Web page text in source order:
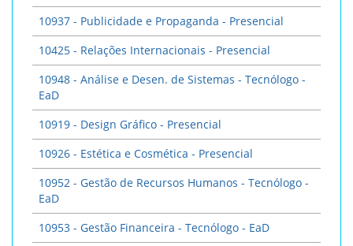
10937 - Publicidade e Propaganda - Presencial
10425 - Relações Internacionais - Presencial
10948 - Análise e Desen. de Sistemas - Tecnólogo -
EaD
10919 - Design Gráfico - Presencial
10926 - Estética e Cosmética - Presencial
10952 - Gestão de Recursos Humanos - Tecnólogo -
EaD
10953 - Gestão Financeira - Tecnólogo - EaD